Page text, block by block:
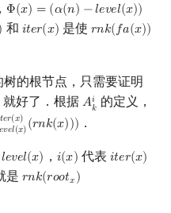
Φ(𝑥) = (𝛼(𝑛) −𝑙𝑒𝑣𝑒𝑙(𝑥))
Φ(x)= (α (n)−le vel(x))×rnk(
和 𝑖𝑡𝑒𝑟(𝑥)
iter(x) 是使𝑟𝑛𝑘(𝑓𝑎(𝑥))
rnk(fa(x))≥A
树的根节点，只需要证明
k(x))
就好了．根据 𝐴𝑖
𝑘
Aki 的定义，
𝑡𝑒𝑟(𝑥)
𝑒𝑣𝑒𝑙(𝑥)(𝑟𝑛𝑘(𝑥)))
l(x)(Alevel(x)i e．
𝑙𝑒𝑣𝑒𝑙(𝑥)
level(x) ， 𝑖(𝑥)
i(x) 代表 𝑖𝑡𝑒𝑟(𝑥)
iter(x)
是 𝑟𝑛𝑘(𝑟𝑜𝑜𝑡𝑥)
rnk(rootx)≥